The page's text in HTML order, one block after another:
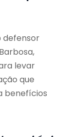
defensor
levar
que
benefícios